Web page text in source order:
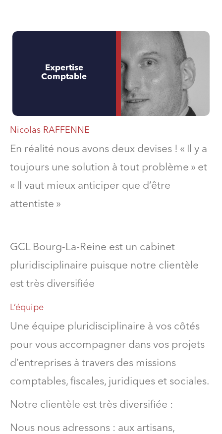
Expertise
Comptable
Nicolas RAFFENNE
En réalité nous avons deux devises ! « Il y a
toujours une solution à tout problème » et
« Il vaut mieux anticiper que d’être
attentiste »
GCL Bourg-La-Reine est un cabinet
pluridisciplinaire puisque notre clientèle
est très diversifiée
L’équipe
Une équipe pluridisciplinaire à vos côtés
pour vous accompagner dans vos projets
d’entreprises à travers des missions
comptables, fiscales, juridiques et sociales.
Notre clientèle est très diversifiée :
Nous nous adressons : aux artisans,